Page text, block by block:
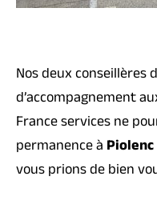
Nos deux conseillères
d’accompagnement
France services ne
permanence à
vous prions de bien